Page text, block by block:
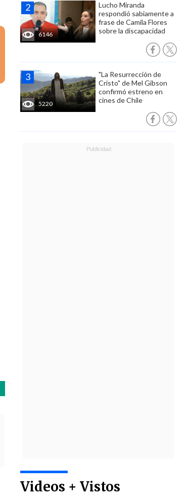
6146
Lucho Miranda
respondió sabiamente a
frase de Camila Flores
sobre la discapacidad
5220
"La Resurrección de
Cristo" de Mel Gibson
confirmó estreno en
cines de Chile
Videos + Vistos